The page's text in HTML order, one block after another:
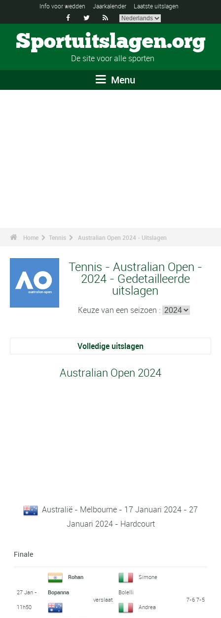
Info voor wedden Jaarkalender Laatste uitslagen
  
Sportuitslagen.org
De site voor alle sporten
Menu
Home Tennis Australian Open 2024 - Uitslagen
Tennis - Australian Open -
2024 - Gedetailleerde
uitslagen
Keuze van een seizoen :
Volledige uitslagen
Australian Open 2024
Australië - Melbourne - 17 Januari 2024 - 27
Januari 2024 - Hardcourt
Finale
27 Jan -
11h50
Rohan
Bopanna
verslaat
Simone
Bolelli
Andrea
7-6 7-5